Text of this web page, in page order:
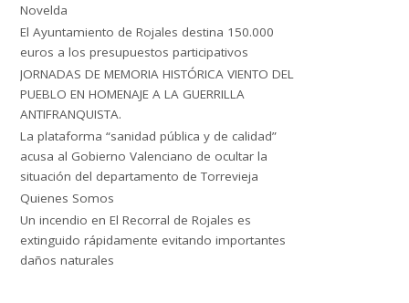
Novelda
El Ayuntamiento de Rojales destina 150.000
euros a los presupuestos participativos
JORNADAS DE MEMORIA HISTÓRICA VIENTO DEL
PUEBLO EN HOMENAJE A LA GUERRILLA
ANTIFRANQUISTA.
La plataforma “sanidad pública y de calidad”
acusa al Gobierno Valenciano de ocultar la
situación del departamento de Torrevieja
Quienes Somos
Un incendio en El Recorral de Rojales es
extinguido rápidamente evitando importantes
daños naturales